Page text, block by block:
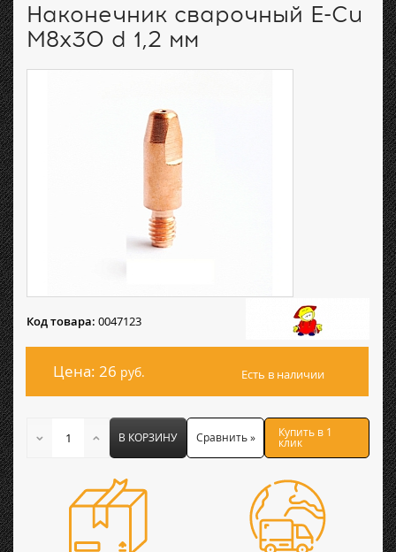
Наконечник сварочный E-Cu
М8х30 d 1,2 мм
Код товара: 0047123
Цена: 26 руб. Есть в наличии
В КОРЗИНУ Сравнить » Купить в 1
клик